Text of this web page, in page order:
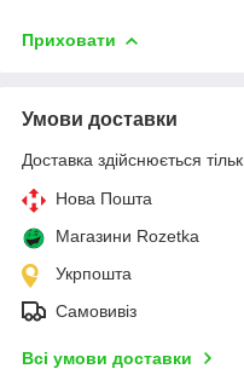
Приховати
Умови доставки
Доставка здійснюється
Нова Пошта
Магазини Rozetka
Укрпошта
Самовивіз
Всі умови доставки